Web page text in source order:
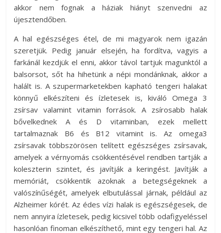
akkor nem fognak a háziak hiányt szenvedni az
újesztendőben.
A hal egészséges étel, de mi magyarok nem igazán
szeretjük. Pedig január elsején, ha fordítva, vagyis a
farkánál kezdjük el enni, akkor távol tartjuk magunktól a
balsorsot, sőt ha hihetünk a népi mondánknak, akkor a
halált is. A szupermarketekben kapható tengeri halakat
könnyű elkészíteni és ízletesek is, kiváló Omega 3
zsírsav valamint vitamin források. A zsírosabb halak
bővelkednek A és D vitaminban, ezek mellett
tartalmaznak B6 és B12 vitamint is. Az omega3
zsírsavak többszörösen telített egészséges zsírsavak,
amelyek a vérnyomás csökkentésével rendben tartják a
koleszterin szintet, és javítják a keringést. Javítják a
memóriát, csökkentik azoknak a betegségeknek a
valószínűségét, amelyek elbutulással járnak, például az
Alzheimer kórét. Az édes vízi halak is egészségesek, de
nem annyira ízletesek, pedig kicsivel több odafigyeléssel
hasonlóan finoman elkészíthető, mint egy tengeri hal. Az